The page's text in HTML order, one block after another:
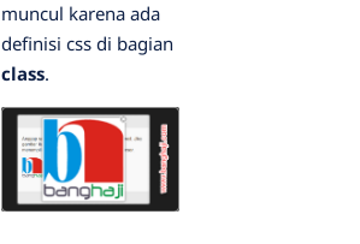
muncul karena ada
definisi css di bagian
class.